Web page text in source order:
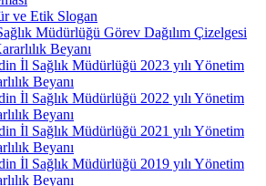
ve Etik Slogan
Müdürlüğü Görev Dağılım Çizelgesi
Beyanı
İl Sağlık Müdürlüğü 2023 yılı Yönetim
Beyanı
İl Sağlık Müdürlüğü 2022 yılı Yönetim
Beyanı
İl Sağlık Müdürlüğü 2021 yılı Yönetim
Beyanı
İl Sağlık Müdürlüğü 2019 yılı Yönetim
Beyanı